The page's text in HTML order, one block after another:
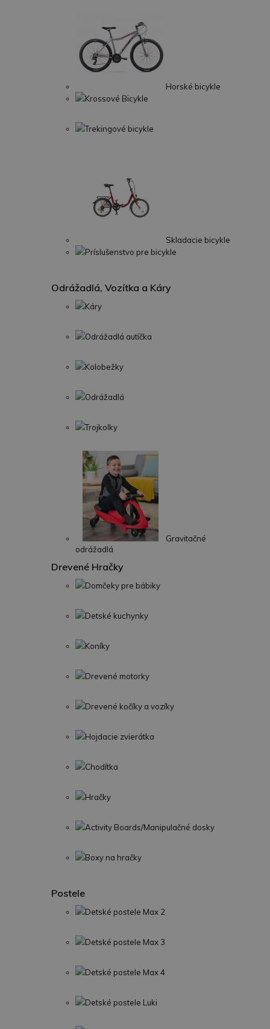
Horské bicykle
Krossové Bicykle
Trekingové bicykle
Skladacie bicykle
Príslušenstvo pre bicykle
Odrážadlá, Vozítka a Káry
Káry
Odrážadlá autíčka
Kolobežky
Odrážadlá
Trojkolky
Gravitačné
odrážadlá
Drevené Hračky
Domčeky pre bábiky
Detské kuchynky
Koníky
Drevené motorky
Drevené kočíky a vozíky
Hojdacie zvierátka
Chodítka
Hračky
Activity Boards/Manipulačné dosky
Boxy na hračky
Postele
Detské postele Max 2
Detské postele Max 3
Detské postele Max 4
Detské postele Luki